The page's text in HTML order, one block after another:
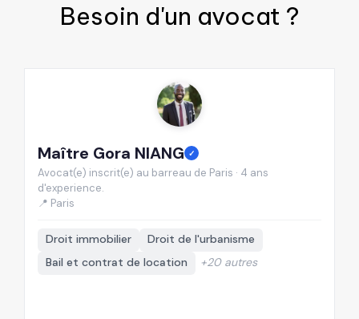
Besoin d'un avocat ?
Maître Gora NIANG ✓
Avocat(e) inscrit(e) au barreau de Paris · 4 ans
d'experience.
📍 Paris
Droit immobilier
Droit de l'urbanisme
Bail et contrat de location
+20 autres